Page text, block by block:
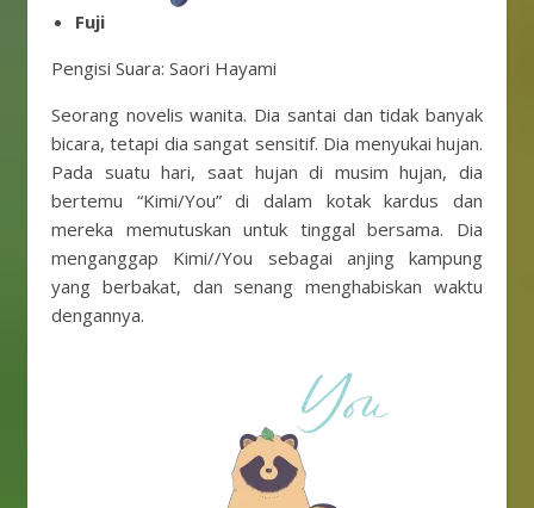
Fuji
Pengisi Suara: Saori Hayami
Seorang novelis wanita. Dia santai dan tidak banyak
bicara, tetapi dia sangat sensitif. Dia menyukai hujan.
Pada suatu hari, saat hujan di musim hujan, dia
bertemu “Kimi/You” di dalam kotak kardus dan
mereka memutuskan untuk tinggal bersama. Dia
menganggap Kimi//You sebagai anjing kampung
yang berbakat, dan senang menghabiskan waktu
dengannya.